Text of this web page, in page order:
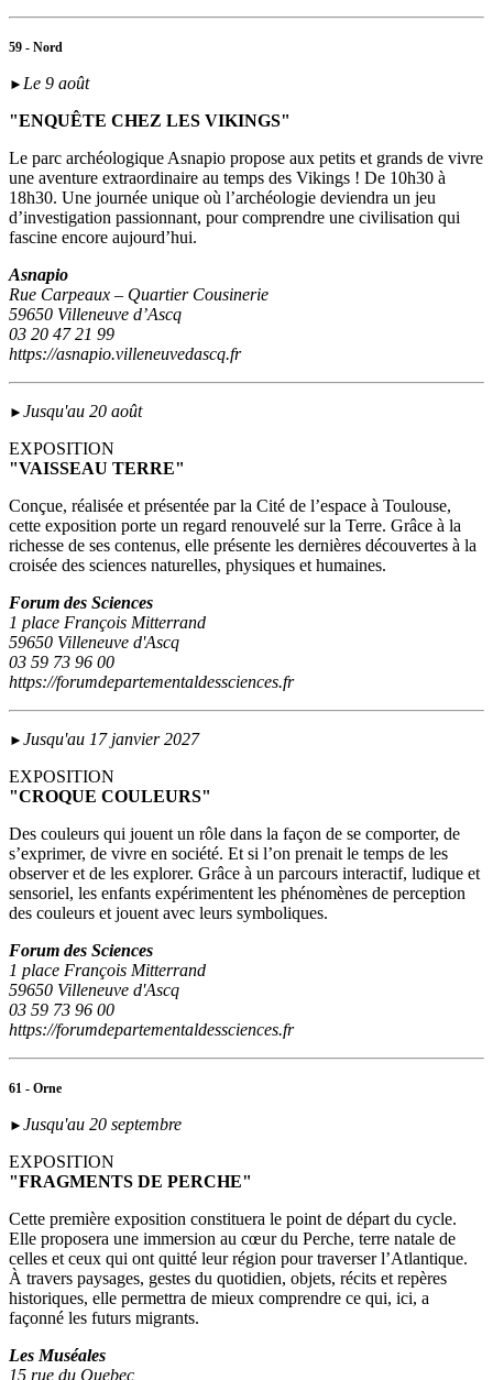
59 - Nord
► Le 9 août
"ENQUÊTE CHEZ LES VIKINGS"
Le parc archéologique Asnapio propose aux petits et grands de vivre
une aventure extraordinaire au temps des Vikings ! De 10h30 à
18h30. Une journée unique où l’archéologie deviendra un jeu
d’investigation passionnant, pour comprendre une civilisation qui
fascine encore aujourd’hui.
Asnapio
Rue Carpeaux – Quartier Cousinerie
59650 Villeneuve d’Ascq
03 20 47 21 99
https://asnapio.villeneuvedascq.fr
► Jusqu'au 20 août
EXPOSITION
"VAISSEAU TERRE"
Conçue, réalisée et présentée par la Cité de l’espace à Toulouse,
cette exposition porte un regard renouvelé sur la Terre. Grâce à la
richesse de ses contenus, elle présente les dernières découvertes à la
croisée des sciences naturelles, physiques et humaines.
Forum des Sciences
1 place François Mitterrand
59650 Villeneuve d'Ascq
03 59 73 96 00
https://forumdepartementaldessciences.fr
► Jusqu'au 17 janvier 2027
EXPOSITION
"CROQUE COULEURS"
Des couleurs qui jouent un rôle dans la façon de se comporter, de
s’exprimer, de vivre en société. Et si l’on prenait le temps de les
observer et de les explorer. Grâce à un parcours interactif, ludique et
sensoriel, les enfants expérimentent les phénomènes de perception
des couleurs et jouent avec leurs symboliques.
Forum des Sciences
1 place François Mitterrand
59650 Villeneuve d'Ascq
03 59 73 96 00
https://forumdepartementaldessciences.fr
61 - Orne
► Jusqu'au 20 septembre
EXPOSITION
"FRAGMENTS DE PERCHE"
Cette première exposition constituera le point de départ du cycle.
Elle proposera une immersion au cœur du Perche, terre natale de
celles et ceux qui ont quitté leur région pour traverser l’Atlantique.
À travers paysages, gestes du quotidien, objets, récits et repères
historiques, elle permettra de mieux comprendre ce qui, ici, a
façonné les futurs migrants.
Les Muséales
15 rue du Quebec